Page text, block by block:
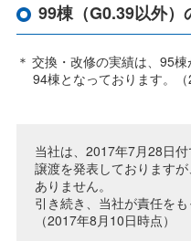
99棟（G0.39以外）
交換・改修の実績は、95
94棟となっております。（
当社は、2017年7月28日
譲渡を発表しております
ありません。
引き続き、当社が責任を
（2017年8月10日時点）